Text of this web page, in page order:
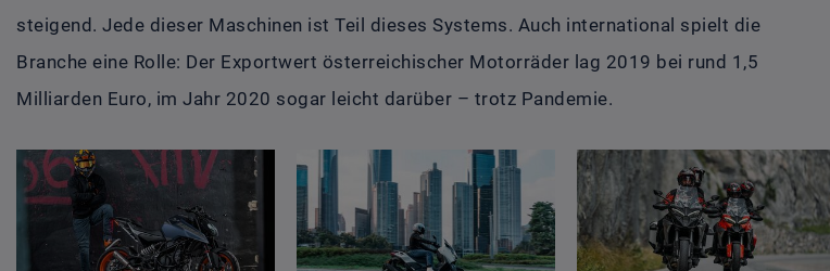
steigend. Jede dieser Maschinen ist Teil dieses Systems. Auch international spielt die
Branche eine Rolle: Der Exportwert österreichischer Motorräder lag 2019 bei rund 1,5
Milliarden Euro, im Jahr 2020 sogar leicht darüber – trotz Pandemie.